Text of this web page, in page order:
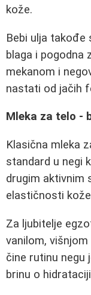
kože.
Bebi ulja takođe
blaga i pogodna
mekanom i
nastati od jačih
Mleka za telo -
Klasična mleka
standard u negi
drugim aktivnim
elastičnosti
Za ljubitelje
vanilom,
čine rutinu negu
brinu o